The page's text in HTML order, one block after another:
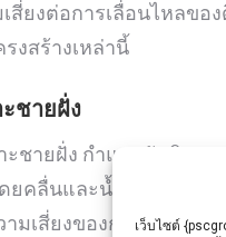
เว็บไซต์
สี่ยงต่อการเลื่อนไหลข
งสร้างเหล่านี้
ชายฝั่ง
ชายฝั่ง กำแพงกันดินส
ยคลื่นและน้ำทะเล กำแ
มเสี่ยงของการกัดเซาะ